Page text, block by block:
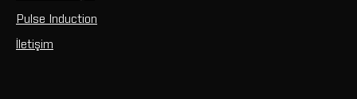
Pulse Induction
İletişim